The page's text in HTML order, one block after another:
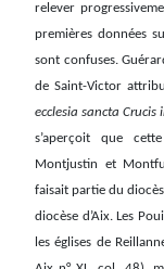
relever
premières données
sont confuses.
de Saint-Victor
ecclesia sancta Crucis
s’aperçoit que
Montjustin et
faisait partie du
diocèse d’Aix. Les
les églises de